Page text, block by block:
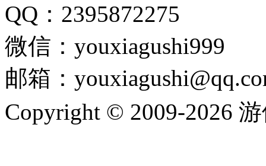
QQ：2395872275
微信：youxiagushi999
邮箱：
Copyright © 2009-2026